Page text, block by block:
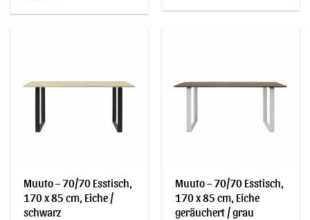
Muuto – 70/70 Esstisch,
170 x 85 cm, Eiche /
schwarz
Muuto – 70/70 Esstisch,
170 x 85 cm, Eiche
geräuchert / grau